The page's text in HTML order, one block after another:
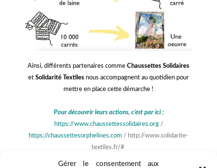
Gérer le consentement aux
Ainsi, différents partenaires comme Chaussettes Solidaires
et Solidarité Textiles nous accompagnent au quotidien pour
mettre en place cette démarche !
Pour découvrir leurs actions, c’est par ici :
https://www.chaussettessolidaires.org/
https://chaussettesorphelines.com / http://www.solidarite-
textiles.fr/#